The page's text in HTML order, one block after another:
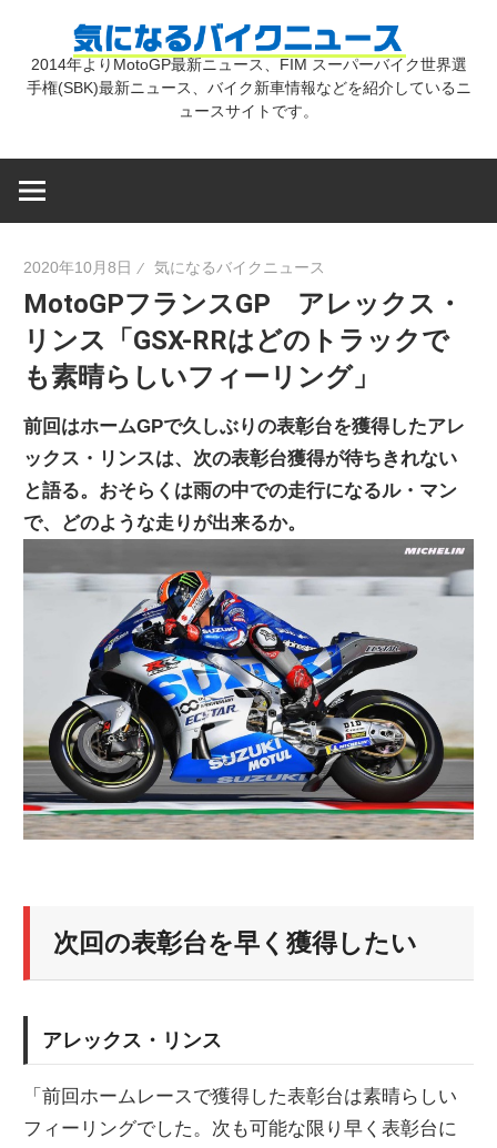
気
バ
ク
ニ
ュ
ス
2014年よりMotoGP最新ニュース、FIM スーパーバイク世界選
手権(SBK)最新ニュース、バイク新車情報などを紹介しているニ
ュースサイトです。
2020年10月8日 気になるバイクニュース
MotoGPフランスGP アレックス・
リンス「GSX-RRはどのトラックで
も素晴らしいフィーリング」
前回はホームGPで久しぶりの表彰台を獲得したアレ
ックス・リンスは、次の表彰台獲得が待ちきれない
と語る。おそらくは雨の中での走行になるル・マン
で、どのような走りが出来るか。
次回の表彰台を早く獲得したい
アレックス・リンス
「前回ホームレースで獲得した表彰台は素晴らしい
フィーリングでした。次も可能な限り早く表彰台に